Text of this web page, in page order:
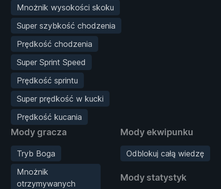
Mnożnik wysokości skoku
Super szybkość chodzenia
Prędkość chodzenia
Super Sprint Speed
Prędkość sprintu
Super prędkość w kucki
Prędkość kucania
Mody gracza
Tryb Boga
Mnożnik
otrzymywanych
Mody ekwipunku
Odblokuj całą wiedzę
Mody statystyk